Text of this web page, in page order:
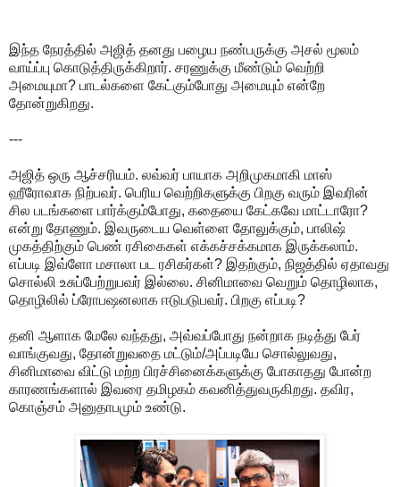
இந்த நேரத்தில் அஜித் தனது பழைய நண்பருக்கு அசல் மூலம்
வாய்ப்பு கொடுத்திருக்கிறார். சரணுக்கு மீண்டும் வெற்றி
அமையுமா? பாடல்களை கேட்கும்போது அமையும் என்றே
தோன்றுகிறது.
---
அஜித் ஒரு ஆச்சரியம். லவ்வர் பாயாக அறிமுகமாகி மாஸ்
ஹீரோவாக நிற்பவர். பெரிய வெற்றிகளுக்கு பிறகு வரும் இவரின்
சில படங்களை பார்க்கும்போது, கதையை கேட்கவே மாட்டாரோ?
என்று தோணும். இவருடைய வெள்ளை தோலுக்கும், பாலிஷ்
முகத்திற்கும் பெண் ரசிகைகள் எக்கச்சக்கமாக இருக்கலாம்.
எப்படி இவ்ளோ மசாலா பட ரசிகர்கள்? இதற்கும், நிஜத்தில் ஏதாவது
சொல்லி உசுப்பேற்றுபவர் இல்லை. சினிமாவை வெறும் தொழிலாக,
தொழிலில் ப்ரோபஷனலாக ஈடுபடுபவர். பிறகு எப்படி?
தனி ஆளாக மேலே வந்தது, அவ்வப்போது நன்றாக நடித்து பேர்
வாங்குவது, தோன்றுவதை மட்டும்/அப்படியே சொல்லுவது,
சினிமாவை விட்டு மற்ற பிரச்சினைக்களுக்கு போகாதது போன்ற
காரணங்களால் இவரை தமிழகம் கவனித்துவருகிறது. தவிர,
கொஞ்சம் அனுதாபமும் உண்டு.